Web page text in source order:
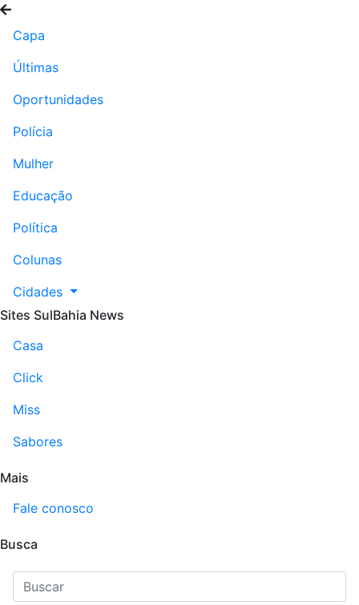
Capa
Últimas
Oportunidades
Polícia
Mulher
Educação
Política
Colunas
Cidades
Sites SulBahia News
Casa
Click
Miss
Sabores
Mais
Fale conosco
Busca